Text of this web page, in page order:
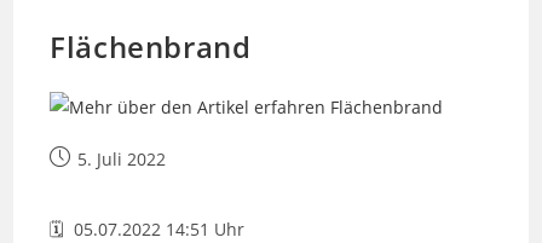
Flächenbrand
Beitrag5. Juli 2022
🗓 05.07.2022 14:51 Uhr